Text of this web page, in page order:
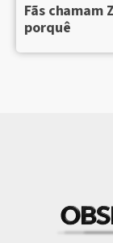
Fãs chamam
porquê